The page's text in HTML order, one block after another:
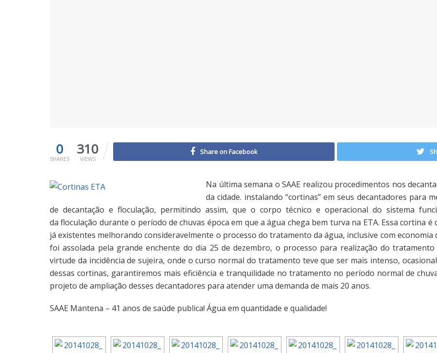
0
SHARES
310
VIEWS
Share on Facebook
Na última semana o SAAE realizou procedimentos nos
da cidade. instalando “cortinas” em seus decantadores para
de decantação e floculação, permitindo assim, que o corpo técnico e operacional do sistema
da floculação durante o período de chuvas época em que a água chega bem turva na ETA. Essa cortina
já existentes melhorando consideravelmente o processo do tratamento da água, inclusive com economia
foi assolada pela grande enchente do dia 25 de dezembro, o processo para realização do
virtude da incidência de sujeira, onde o curso normal do tratamento teve que ser mais intenso,
dessas cortinas, garantiremos mais eficiência e tranquilidade no tratamento no período normal de
projeto de ampliação desses decantadores para atender uma demanda de mais 20 anos.
SAAE Mantena – 41 anos de saúde publica! Água em quantidade e qualidade!